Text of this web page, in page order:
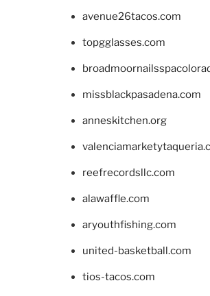
avenue26tacos.com
topgglasses.com
missblackpasadena.com
anneskitchen.org
reefrecordsllc.com
alawaffle.com
aryouthfishing.com
united-basketball.com
tios-tacos.com